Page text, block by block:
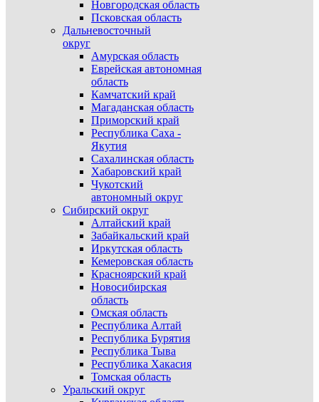
Новгородская область
Псковская область
Дальневосточный
округ
Амурская область
Еврейская автономная
область
Камчатский край
Магаданская область
Приморский край
Республика Саха -
Якутия
Сахалинская область
Хабаровский край
Чукотский
автономный округ
Сибирский округ
Алтайский край
Забайкальский край
Иркутская область
Кемеровская область
Красноярский край
Новосибирская
область
Омская область
Республика Алтай
Республика Бурятия
Республика Тыва
Республика Хакасия
Томская область
Уральский округ